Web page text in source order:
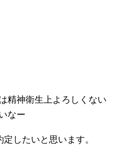
精神衛生上よろしくない
なー
したいと思います。